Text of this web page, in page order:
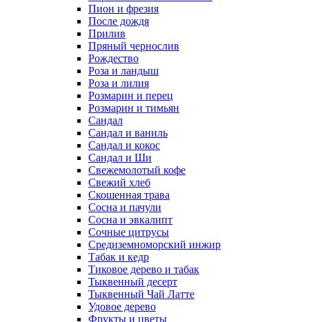
Пион и фрезия
После дождя
Прилив
Пряный чернослив
Рождество
Роза и ландыш
Роза и лилия
Розмарин и перец
Розмарин и тимьян
Сандал
Сандал и ваниль
Сандал и кокос
Сандал и Ши
Свежемолотый кофе
Свежий хлеб
Скошенная трава
Сосна и пачули
Сосна и эвкалипт
Сочные цитрусы
Средиземноморский инжир
Табак и кедр
Тиковое дерево и табак
Тыквенный десерт
Тыквенный Чай Латте
Удовое дерево
Фрукты и цветы